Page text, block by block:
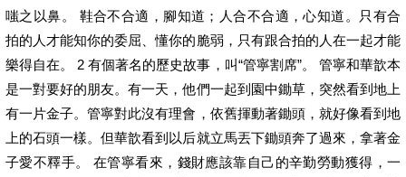
嗤之以鼻。 鞋合不合適，腳知道；人合不合適，心知道。只有合
拍的人才能知你的委屈、懂你的脆弱，只有跟合拍的人在一起才能
樂得自在。 2 有個著名的歷史故事，叫“管寧割席”。 管寧和華歆本
是一對要好的朋友。有一天，他們一起到園中鋤草，突然看到地上
有一片金子。管寧對此沒有理會，依舊揮動著鋤頭，就好像看到地
上的石頭一樣。但華歆看到以后就立馬丟下鋤頭奔了過來，拿著金
子愛不釋手。 在管寧看來，錢財應該靠自己的辛勤勞動獲得，一